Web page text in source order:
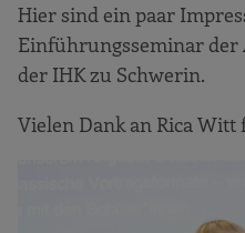
Hier sind ein paar
Einführungsseminar
der IHK zu Schwerin.
Vielen Dank an Rica